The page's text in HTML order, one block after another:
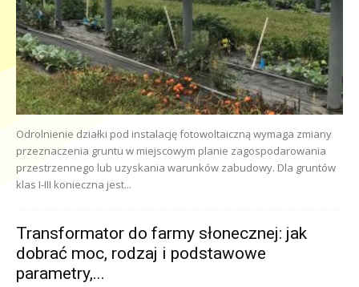
Odrolnienie działki pod instalację fotowoltaiczną wymaga zmiany
przeznaczenia gruntu w miejscowym planie zagospodarowania
przestrzennego lub uzyskania warunków zabudowy. Dla gruntów
klas I-III konieczna jest...
Transformator do farmy słonecznej: jak
dobrać moc, rodzaj i podstawowe
parametry,...